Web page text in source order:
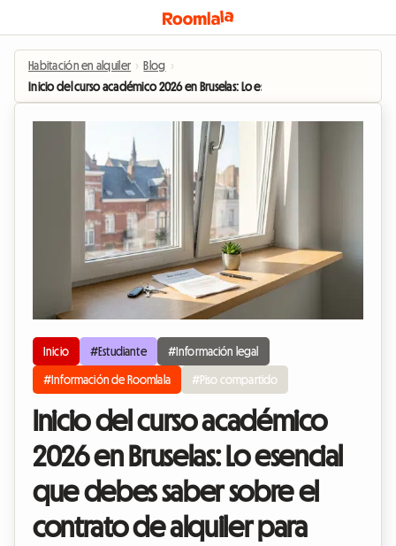
Habitación en alquiler › Blog ›
Inicio del curso académico 2026 en Bruselas: Lo esencial que debes saber
Inicio #Estudiante #Información legal
#Información de Roomlala #Piso compartido
Inicio del curso académico
2026 en Bruselas: Lo esencial
que debes saber sobre el
contrato de alquiler para